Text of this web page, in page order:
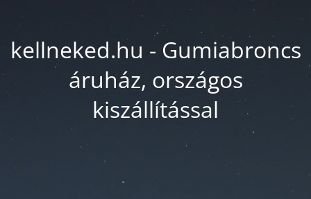
kellneked.hu - Gumiabroncs
áruház, országos
kiszállítással